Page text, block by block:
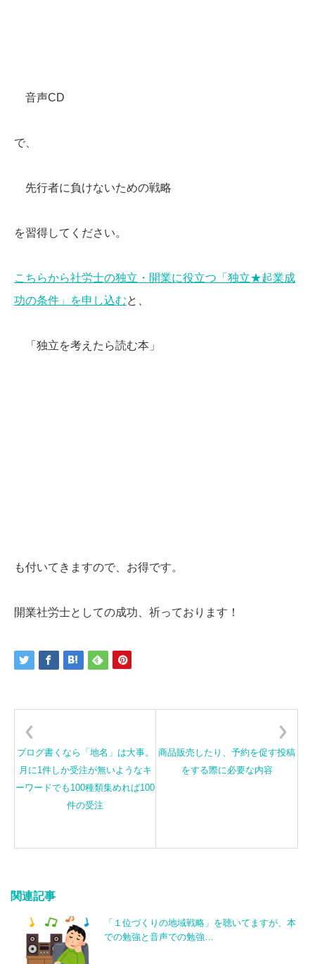
音声CD
で、
先行者に負けないための戦略
を習得してください。
こちらから社労士の独立・開業に役立つ「独立★起業成
功の条件」を申し込むと、
「独立を考えたら読む本」
も付いてきますので、お得です。
開業社労士としての成功、祈っております！
ブログ書くなら「地名」は大事。
月に1件しか受注が無いようなキ
ーワードでも100種類集めれば100
件の受注
商品販売したり、予約を促す投稿
をする際に必要な内容
関連記事
「１位づくりの地域戦略」を聴いてますが、本
での勉強と音声での勉強…